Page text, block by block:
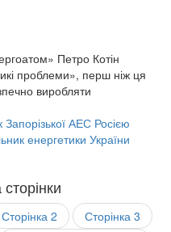
Петро Котін
проблеми», перш ніж ця
виробляти
АЕС Росією
енергетики України
Сторінка 2 Сторінка 3